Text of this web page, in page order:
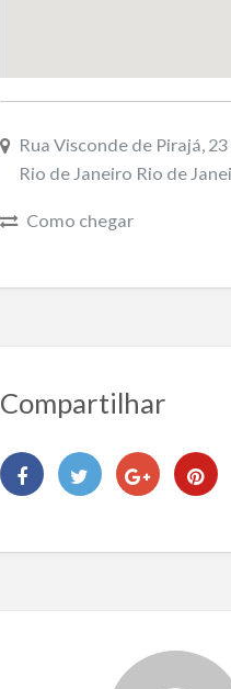
Rua Visconde de Pirajá,
Rio de Janeiro Rio de
Como chegar
Compartilhar